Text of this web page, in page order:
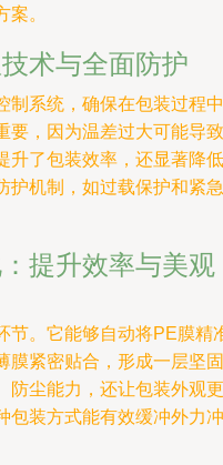
。
术与全面防护
制系统，确保在包装过程中
要，因为温差过大可能导致
升了包装效率，还显著降低
护机制，如过载保护和紧急
提升效率与美观
节。它能够自动将PE膜精
膜紧密贴合，形成一层坚固
防尘能力，还让包装外观更
包装方式能有效缓冲外力冲